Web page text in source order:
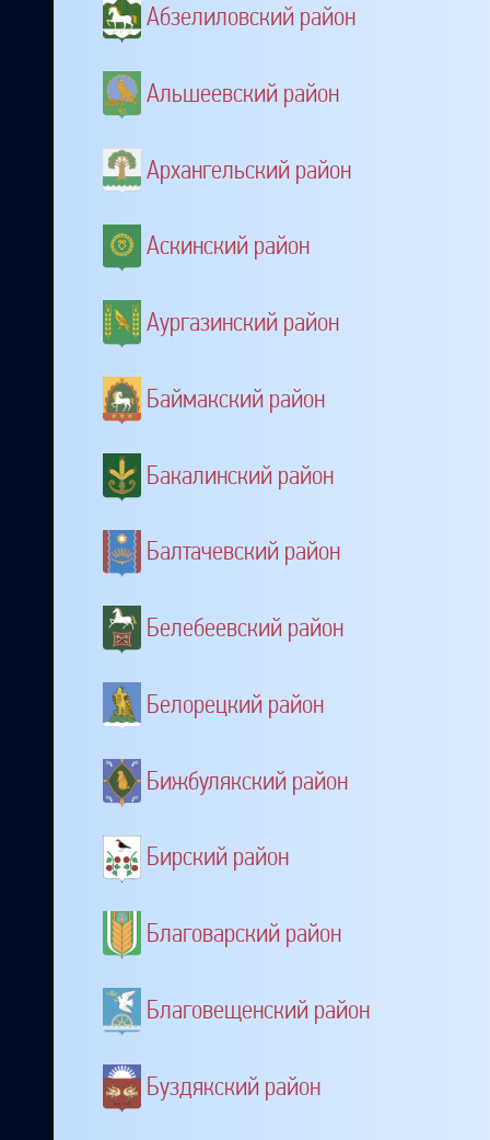
Абзелиловский район
Альшеевский район
Архангельский район
Аскинский район
Аургазинский район
Баймакский район
Бакалинский район
Балтачевский район
Белебеевский район
Белорецкий район
Бижбулякский район
Бирский район
Благоварский район
Благовещенский район
Буздякский район